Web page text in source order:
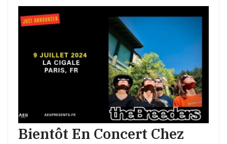
Bientôt En Concert Chez